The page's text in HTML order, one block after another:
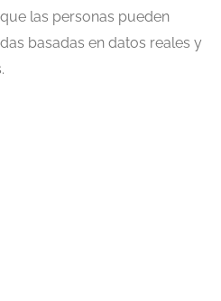
las personas pueden
basadas en datos reales y